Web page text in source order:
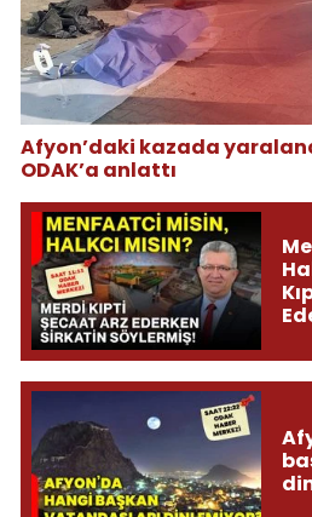
Afyon’daki kazada
ODAK’a anlattı